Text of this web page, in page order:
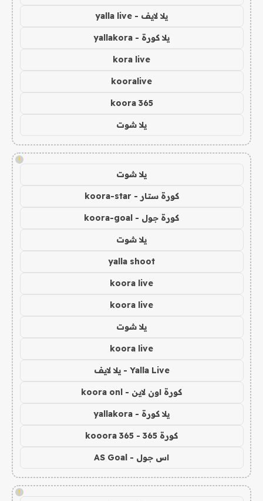
يلا لايف - yalla live
يلا كورة - yallakora
kora live
kooralive
koora 365
يلا شوت
!
يلا شوت
كورة ستار - koora-star
كورة جول - koora-goal
يلا شوت
yalla shoot
koora live
koora live
يلا شوت
koora live
Yalla Live - يلا لايف
كورة اون لاين - koora onl
يلا كورة - yallakora
كورة 365 - kooora 365
اس جول - AS Goal
!